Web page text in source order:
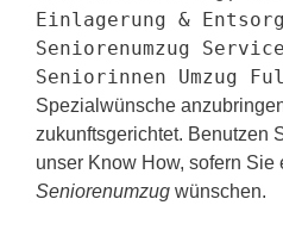
Einlagerung &
Seniorenumzug
Seniorinnen Umzug
Spezialwünsche
zukunftsgerichtet. Benutzen
unser Know How, sofern Sie
Seniorenumzug wünschen.